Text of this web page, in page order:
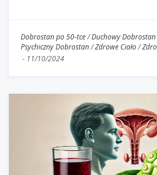
Dobrostan po 50-tce/Duchowy Dobrostan
Psychiczny Dobrostan/Zdrowe Ciało/
- 11/10/2024